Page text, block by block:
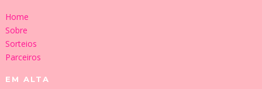
Home
Sobre
Sorteios
Parceiros
EM ALTA